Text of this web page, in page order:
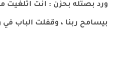
ورد بصتله بحزن : انت اتلغيت
بيسامح ربنا ، وقفلت الباب